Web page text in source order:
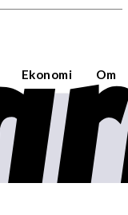
Ekonomi Om